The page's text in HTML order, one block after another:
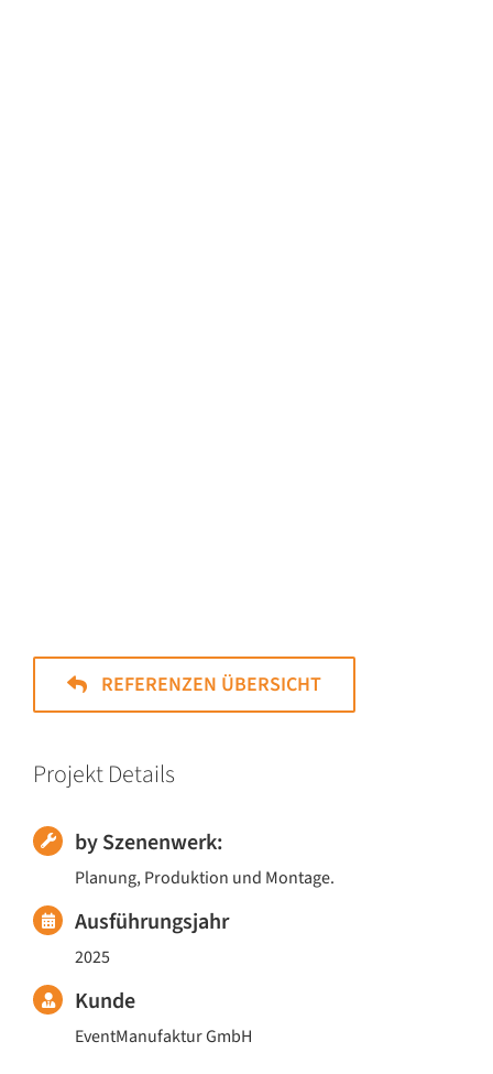
REFERENZEN ÜBERSICHT
Projekt Details
by Szenenwerk:
Planung, Produktion und Montage.
Ausführungsjahr
2025
Kunde
EventManufaktur GmbH